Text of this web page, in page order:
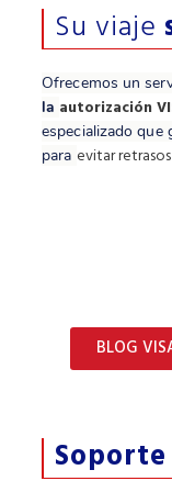
Su viaje
Ofrecemos un
la autorización
especializado que
para evitar
BLOG
Soporte